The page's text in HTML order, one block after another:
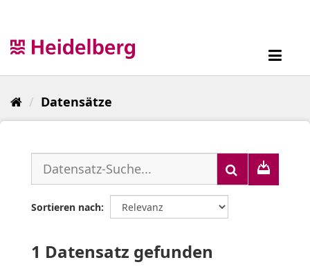
Datensätze
Sortieren nach
1 Datensatz gefunden